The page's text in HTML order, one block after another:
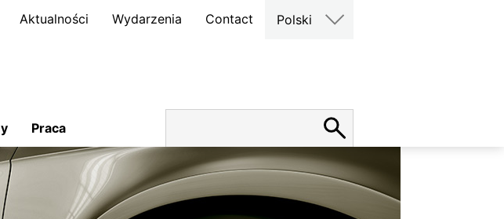
Aktualności Wydarzenia Contact Polski
Praca